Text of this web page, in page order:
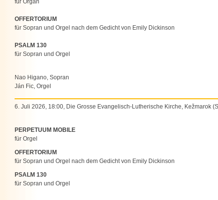
für Organ
OFFERTORIUM
für Sopran und Orgel nach dem Gedicht von Emily Dickinson
PSALM 130
für Sopran und Orgel
Nao Higano, Sopran
Ján Fic, Orgel
6. Juli 2026, 18:00, Die Grosse Evangelisch-Lutherische Kirche, Kežmarok
PERPETUUM MOBILE
für Orgel
OFFERTORIUM
für Sopran und Orgel nach dem Gedicht von Emily Dickinson
PSALM 130
für Sopran und Orgel